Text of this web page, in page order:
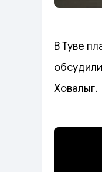
В Туве
Ховалыг.